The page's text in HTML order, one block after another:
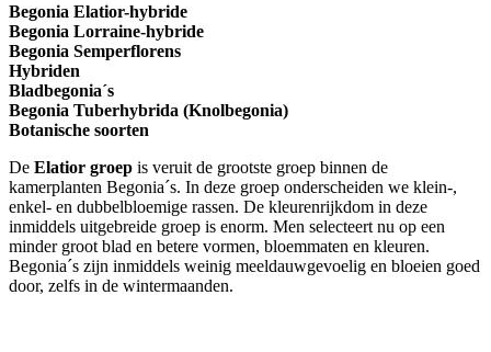
Begonia Elatior-hybride
Begonia Lorraine-hybride
Begonia Semperflorens
Hybriden
Bladbegonia´s
Begonia Tuberhybrida (Knolbegonia)
Botanische soorten
De Elatior groep is veruit de grootste groep binnen de
kamerplanten Begonia´s. In deze groep onderscheiden we klein-,
enkel- en dubbelbloemige rassen. De kleurenrijkdom in deze
inmiddels uitgebreide groep is enorm. Men selecteert nu op een
minder groot blad en betere vormen, bloemmaten en kleuren.
Begonia´s zijn inmiddels weinig meeldauwgevoelig en bloeien goed
door, zelfs in de wintermaanden.